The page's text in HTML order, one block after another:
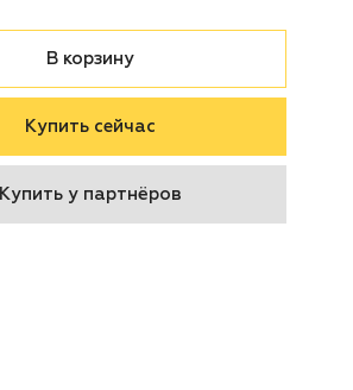
В корзину
Купить сейчас
Купить у партнёров